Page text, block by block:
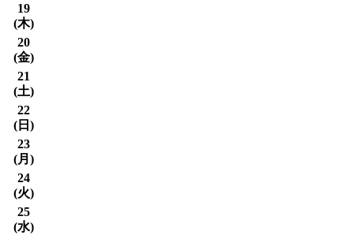
19
(木)
20
(金)
21
(土)
22
( 日 )
23
(月 )
24
(火)
25
(水)